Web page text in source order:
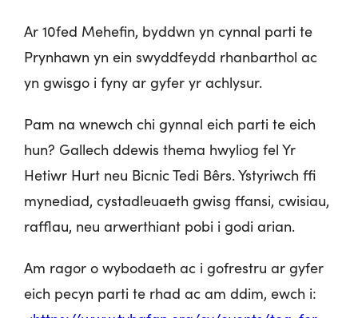
Ar 10fed Mehefin, byddwn yn cynnal parti te
Prynhawn yn ein swyddfeydd rhanbarthol ac
yn gwisgo i fyny ar gyfer yr achlysur.
Pam na wnewch chi gynnal eich parti te eich
hun? Gallech ddewis thema hwyliog fel Yr
Hetiwr Hurt neu Bicnic Tedi Bêrs. Ystyriwch ffi
mynediad, cystadleuaeth gwisg ffansi, cwisiau,
rafflau, neu arwerthiant pobi i godi arian.
Am ragor o wybodaeth ac i gofrestru ar gyfer
eich pecyn parti te rhad ac am ddim, ewch i: